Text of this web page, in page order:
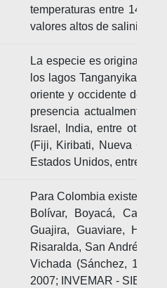
temperaturas entre 14-
valores altos de salinidad
La especie es originaria
los lagos Tanganyika,
oriente y occidente de
presencia actualmente
Israel, India, entre otros),
(Fiji, Kiribati, Nueva
Estados Unidos, entre
Para Colombia existen
Bolívar, Boyacá,
Guajira, Guaviare,
Risaralda, San Andrés,
Vichada (Sánchez, 1992;
2007; INVEMAR - SIBM,